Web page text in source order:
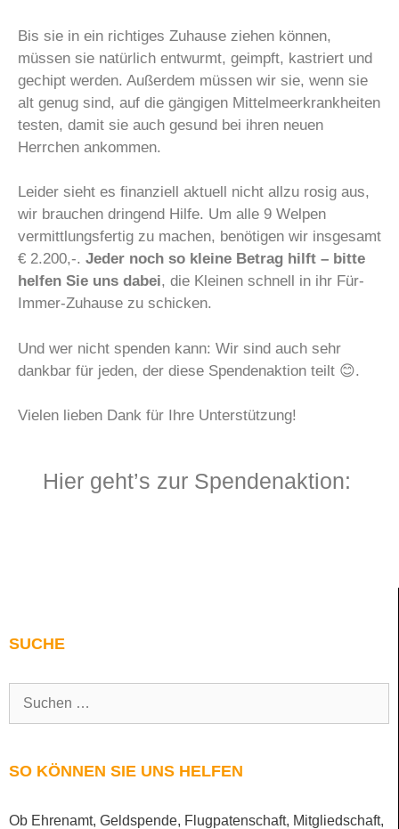
Bis sie in ein richtiges Zuhause ziehen können,
müssen sie natürlich entwurmt, geimpft, kastriert und
gechipt werden. Außerdem müssen wir sie, wenn sie
alt genug sind, auf die gängigen Mittelmeerkrankheiten
testen, damit sie auch gesund bei ihren neuen
Herrchen ankommen.
Leider sieht es finanziell aktuell nicht allzu rosig aus,
wir brauchen dringend Hilfe. Um alle 9 Welpen
vermittlungsfertig zu machen, benötigen wir insgesamt
€ 2.200,-. Jeder noch so kleine Betrag hilft – bitte
helfen Sie uns dabei, die Kleinen schnell in ihr Für-
Immer-Zuhause zu schicken.
Und wer nicht spenden kann: Wir sind auch sehr
dankbar für jeden, der diese Spendenaktion teilt 😊.
Vielen lieben Dank für Ihre Unterstützung!
Hier geht’s zur Spendenaktion:
SUCHE
SO KÖNNEN SIE UNS HELFEN
Ob Ehrenamt, Geldspende, Flugpatenschaft, Mitgliedschaft,